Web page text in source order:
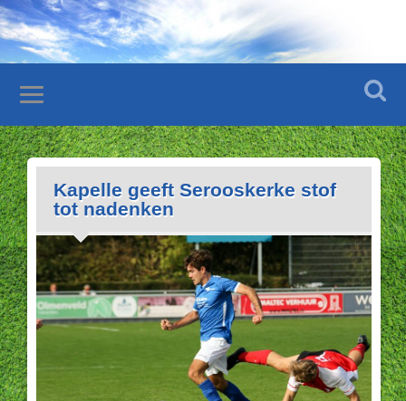
Kapelle geeft Serooskerke stof
tot nadenken